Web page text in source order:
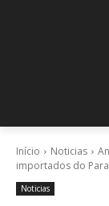
Início Noticias
importados do
Noticias